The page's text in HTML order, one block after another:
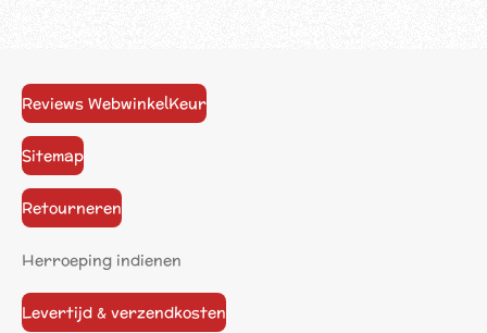
Reviews WebwinkelKeur
Sitemap
Retourneren
Herroeping indienen
Levertijd & verzendkosten